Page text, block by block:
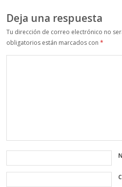
Deja una respuesta
Tu dirección de correo electrónico no
obligatorios están marcados con*